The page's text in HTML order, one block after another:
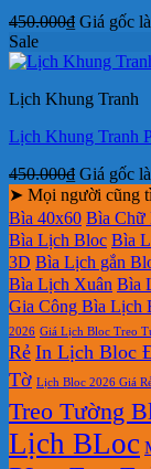
450.000₫ Giá gốc
Sale
Lịch Khung Tranh
Lịch Khung Tranh
450.000₫ Giá gốc
➤ Mọi người cũng
Bìa 40x60 Bìa Chữ
Bìa Lịch Bloc Bìa
3D Bìa Lịch gắn
Bìa Lịch Xuân Bìa
Gia Công Bìa Lịch
2026 Giá Lịch Bloc Treo
Rẻ In Lịch Bloc
Tờ Lịch Bloc 2026 Giá
Treo Tường
Lịch BLoc